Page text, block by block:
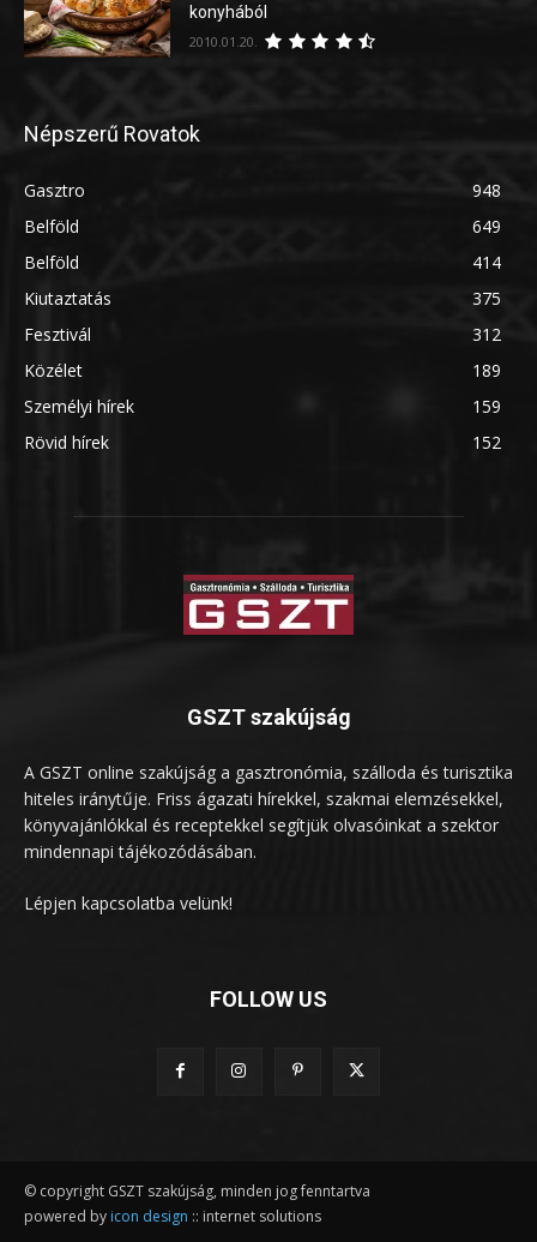
konyhából
2010.01.20.
Népszerű Rovatok
Gasztro
948
Belföld
649
Belföld
414
Kiutaztatás
375
Fesztivál
312
Közélet
189
Személyi hírek
159
Rövid hírek
152
GSZT szakújság
A GSZT online szakújság a gasztronómia, szálloda és turisztika
hiteles iránytűje. Friss ágazati hírekkel, szakmai elemzésekkel,
könyvajánlókkal és receptekkel segítjük olvasóinkat a szektor
mindennapi tájékozódásában.
Lépjen kapcsolatba velünk!
FOLLOW US
© copyright GSZT szakújság, minden jog fenntartva
powered by icon design :: internet solutions